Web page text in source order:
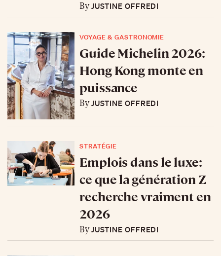
ByJUSTINE OFFREDI
VOYAGE & GASTRONOMIE
Guide Michelin 2026:
Hong Kong monte en
puissance
ByJUSTINE OFFREDI
STRATÉGIE
Emplois dans le luxe:
ce que la génération Z
recherche vraiment en
2026
ByJUSTINE OFFREDI